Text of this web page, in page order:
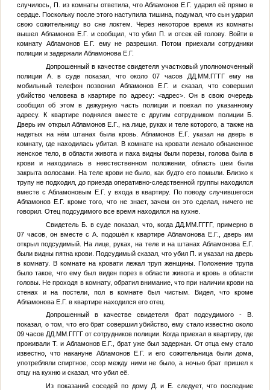
случилось, П. из комнаты ответила, чтоАбламонов Е.Г. ударил её прямо в
сердце. Поскольку после этого наступила тишина, подумал, что сын ударил
свою сожительницу во сне локтем. Через некоторое время из комнаты
вышел Абламонов Е.Г. и сообщил, что убил П. и отсек ей голову. Войти в
комнату Абламонов Е.Г. ему не разрешил. Потом приехали сотрудники
полиции и задержали Абламонова Е.Г.
Допрошенный в качестве свидетеля участковый уполномоченный
полиции А. в суде показал, что около 07 часов ДД.ММ.ГГГГему на
мобильный телефон позвонил Абламонов Е.Г.
и сказал, что совершил
убийство человека в квартире по адресу: <адрес>. Он в свою очередь
сообщил об этом в дежурную часть полиции и поехал по указанному
адресу. К квартире поднялся вместе с другим сотрудником полицииБ.
Дверь им открыл Абламонов Е.Г.
, на лице, руках и теле которого, а также на
надетых на нём штанах была кровь.Абламонов Е.Г.
указал на дверь в
комнату, где находилась убитая. В комнате на кровати лежало обнаженное
женское тело, в области живота и паха видны были порезы, голова была в
крови и находилась в неестественном положении, область шеи была
закрыта волосами. На теле крови не было, как будто его помыли. Близко к
трупу не подходил, до приезда оперативно-следственной группы находился
вместе с Абламоновым Е.Г. у входа в квартиру. По поводу случившегося
Абламонов Е.Г. кроме того, что не знает, зачем он это сделал, ничего не
говорил. Отец подсудимого все время находился на кухне.
СвидетельБ. в суде показал, что, когда ДД.ММ.ГГГГ, примерно в
07 часов, он вместе с А. подошёл к квартиреАбламонова Е.Г.
, дверь им
открыл подсудимый. На лице, руках, на теле и на штанах Абламонова Е.Г.
были видны пятна крови. Подсудимый сказал, что убилП. и указал на дверь
в комнату. В комнате на кровати лежал труп женщины. Положение трупа
было такое, что ему был виден порез в области живота и кровь в области
головы. Не проходя в комнату, обратил внимание, что при наличии крови на
стенах и на постели, пол в комнате был чистым. Видел, что кроме
Абламонова Е.Г. в квартире находился его отец.
Допрошенный в качестве свидетеля брат подсудимого -
В.
показал, о том, что его брат совершил убийство, ему стало известно около
09 часов ДД.ММ.ГГГГ от сотрудников полиции. Когда приехал в квартиру, где
проживали Т. и Абламонов Е.Г.
, брат уже был задержан. От отца ему стало
известно, что накануне Абламонов Е.Г.
и его сожительница были дома,
употребляли спиртное, ссор между ними не было, а ночью брат пришел к
отцу на кухню и сказал, что убил её.
Из показаний соседей по дому Д. иЕ.
следует, что последние